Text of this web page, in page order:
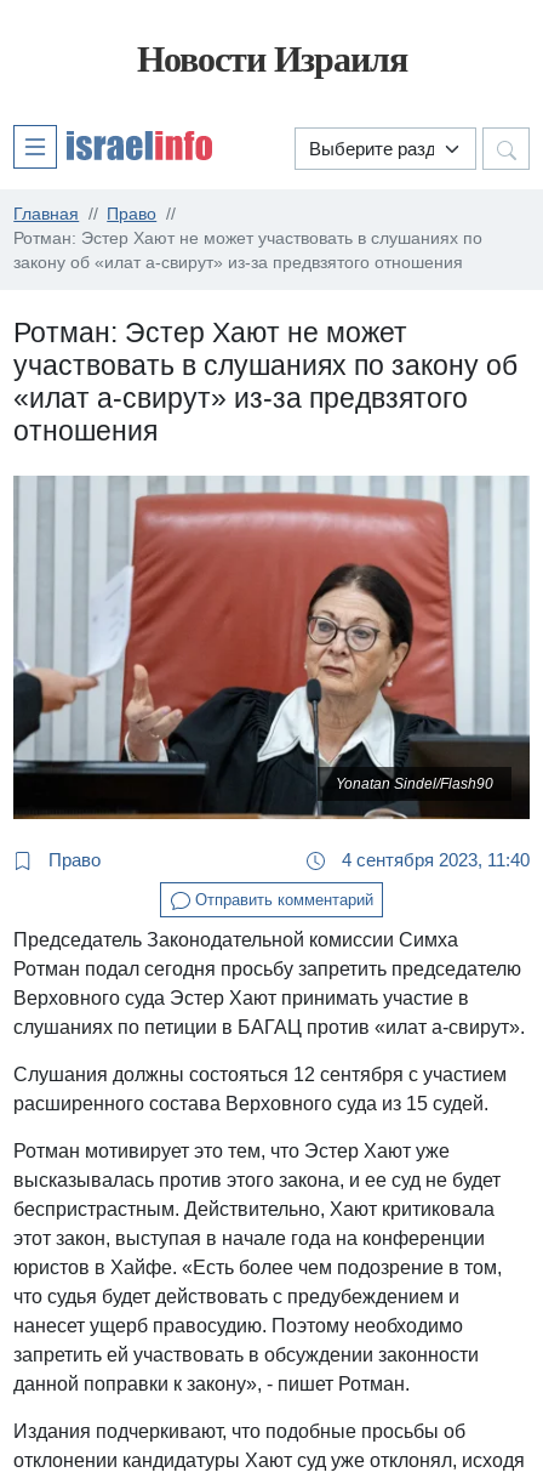
Новости Израиля
Главная
Право
Ротман: Эстер Хают не может участвовать в слушаниях по
закону об «илат а-свирут» из-за предвзятого отношения
Ротман: Эстер Хают не может
участвовать в слушаниях по закону об
«илат а-свирут» из-за предвзятого
отношения
Yonatan Sindel/Flash90
Право 4 сентября 2023, 11:40
Отправить комментарий
Председатель Законодательной комиссии Симха
Ротман подал сегодня просьбу запретить председателю
Верховного суда Эстер Хают принимать участие в
слушаниях по петиции в БАГАЦ против «илат а-свирут».
Слушания должны состояться 12 сентября с участием
расширенного состава Верховного суда из 15 судей.
Ротман мотивирует это тем, что Эстер Хают уже
высказывалась против этого закона, и ее суд не будет
беспристрастным. Действительно, Хают критиковала
этот закон, выступая в начале года на конференции
юристов в Хайфе. «Есть более чем подозрение в том,
что судья будет действовать с предубеждением и
нанесет ущерб правосудию. Поэтому необходимо
запретить ей участвовать в обсуждении законности
данной поправки к закону», - пишет Ротман.
Издания подчеркивают, что подобные просьбы об
отклонении кандидатуры Хают суд уже отклонял, исходя